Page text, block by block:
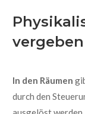
vergeben
In den Räumen
durch den